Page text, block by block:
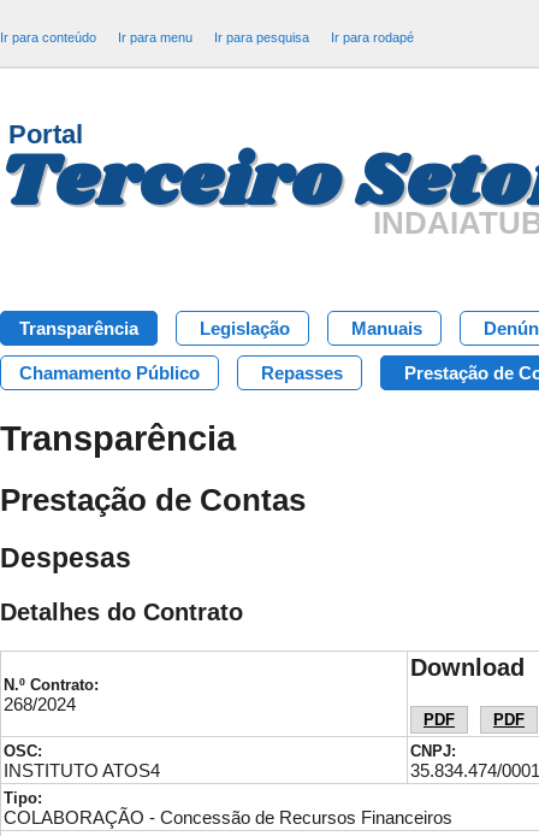
Ir para conteúdo Ir para menu Ir para pesquisa Ir para rodapé
Portal
Terceiro
Transparência Legislação Manuais
Chamamento Público Repasses Prestação de
Transparência
Prestação de Contas
Despesas
Detalhes do Contrato
N.º Contrato:
268/2024
Download
PDF PDF
OSC:
INSTITUTO ATOS4
CNPJ:
35.834.474/
Tipo:
COLABORAÇÃO - Concessão de Recursos Financeiros